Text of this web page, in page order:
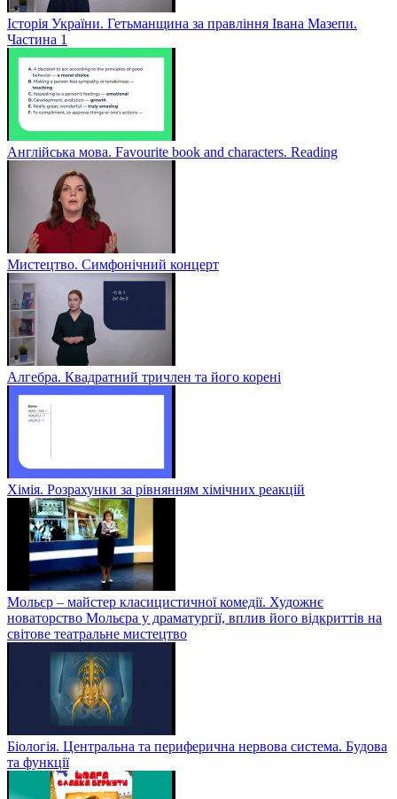
Історія України. Гетьманщина за правління Івана Мазепи.
Частина 1
Англійська мова. Favourite book and characters. Reading
Мистецтво. Симфонічний концерт
Алгебра. Квадратний тричлен та його корені
Хімія. Розрахунки за рівнянням хімічних реакцій
Мольєр – майстер класицистичної комедії. Художнє
новаторство Мольєра у драматургії, вплив його відкриттів на
світове театральне мистецтво
Біологія. Центральна та периферична нервова система. Будова
та функції